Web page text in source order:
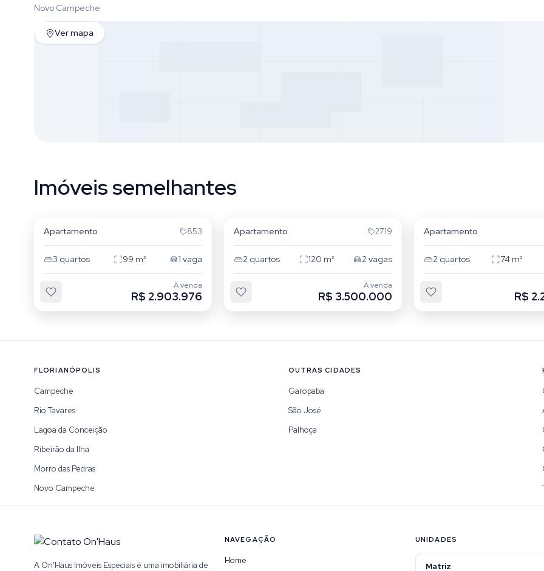
Novo Campeche
Ver mapa
Imóveis semelhantes
Apartamento 853
3 quartos 99 m² 1 vaga
À venda
R$ 2.903.976
Apartamento 2719
2 quartos 120 m² 2vagas
À venda
R$ 3.500.000
Apartamento
2 quartos 74 m²
R$
FLORIANÓPOLIS
Campeche
Rio Tavares
Lagoa da Conceição
Ribeirão da Ilha
Morro das Pedras
Novo Campeche
OUTRAS CIDADES
Garopaba
São José
Palhoça
A On'Haus Imóveis Especiais é uma imobiliária de
NAVEGAÇÃO
Home
UNIDADES
Matriz